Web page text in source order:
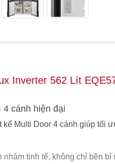
Inverter 562 Lít
4 cánh hiện đại
Multi Door 4 cánh giúp tối
tinh tế, không chỉ bền